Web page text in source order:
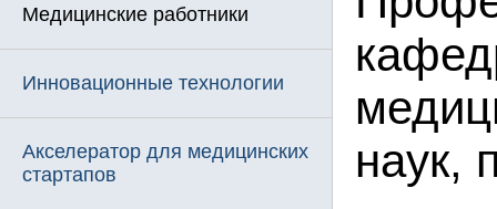
Медицинские работники
Инновационные технологии
Акселератор для медицинских
стартапов
наук,